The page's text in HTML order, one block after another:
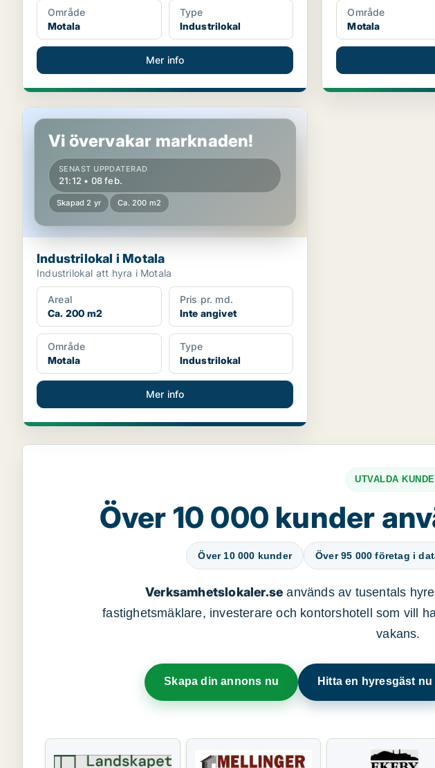
Område
Motala
Type
Industrilokal
Mer info
Område
Motala
Industrilokal i Motala
Vi övervakar marknaden!
SENAST UPPDATERAD
21:12 • 08 feb.
Skapad 2 yr Ca. 200 m2
Industrilokal i Motala
Industrilokal att hyra i Motala
Areal
Ca. 200 m2
Pris pr. md.
Inte angivet
Område
Motala
Type
Industrilokal
Mer info
UTVALDA
Över 10 000 kunder
Över 10 000 kunder Över 95 000 företag i
Verksamhetslokaler.se används av tusentals
fastighetsmäklare, investerare och kontorshotell som vill
vakans.
Skapa din annons nu Hitta en hyresgäst nu